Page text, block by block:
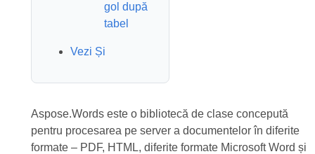
gol după
tabel
Vezi Și
Aspose.Words este o bibliotecă de clase concepută
pentru procesarea pe server a documentelor în diferite
formate – PDF, HTML, diferite formate Microsoft Word și